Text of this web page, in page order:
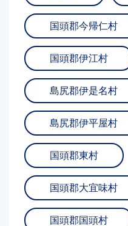
国頭郡今帰仁村
国頭郡伊江村
島尻郡伊是名村
島尻郡伊平屋村
国頭郡東村
国頭郡大宜味村
国頭郡国頭村